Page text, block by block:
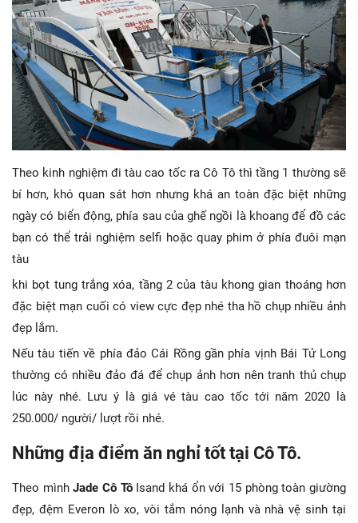
Theo kinh nghiệm đi tàu cao tốc ra Cô Tô thì tầng 1 thường sẽ
bí hơn, khó quan sát hơn nhưng khá an toàn đặc biệt những
ngày có biển động, phía sau của ghế ngồi là khoang để đồ các
bạn có thể trải nghiệm selfi hoặc quay phim ở phía đuôi mạn
tàu
khi bọt tung trắng xóa, tầng 2 của tàu khong gian thoáng hơn
đặc biệt mạn cuối có view cực đẹp nhé tha hồ chụp nhiều ảnh
đẹp lắm.
Nếu tàu tiến về phía đảo Cái Rồng gần phía vịnh Bái Tử Long
thường có nhiều đảo đá để chụp ảnh hơn nên tranh thủ chụp
lúc này nhé. Lưu ý là giá vé tàu cao tốc tới năm 2020 là
250.000/ người/ lượt rồi nhé.
Những địa điểm ăn nghỉ tốt tại Cô Tô.
Theo mìnhJade Cô TôIsand khá ổn với 15 phòng toàn giường
đẹp, đệm Everon lò xo, vòi tắm nóng lạnh và nhà vệ sinh tại